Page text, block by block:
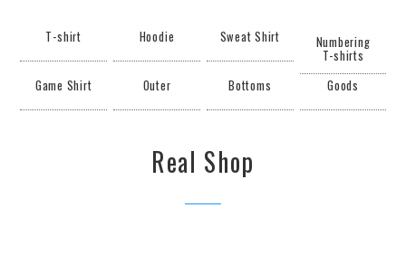
T-shirt Hoodie Sweat Shirt Numbering
T-shirts
Game Shirt
Outer Bottoms Goods
Real Shop